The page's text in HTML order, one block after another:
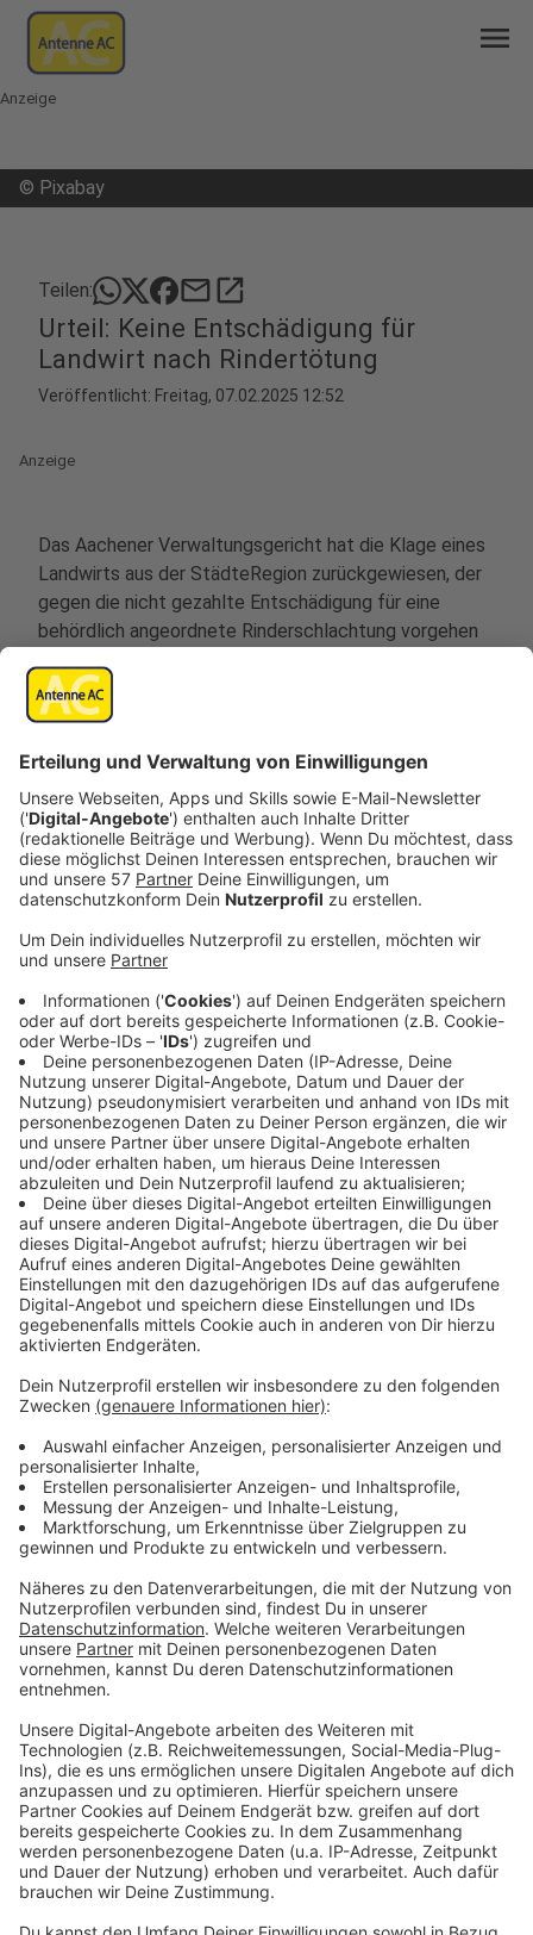
menu
Anzeige
© Pixabay
Teilen: mailopen_in_new
Urteil: Keine Entschädigung für
Landwirt nach Rindertötung
Veröffentlicht: Freitag, 07.02.2025 12:52
Anzeige
Das Aachener Verwaltungsgericht hat die Klage eines
Landwirts aus der StädteRegion zurückgewiesen, der
gegen die nicht gezahlte Entschädigung für eine
behördlich angeordnete Rinderschlachtung vorgehen
2020 hat der Landwirt über 450 Rinder wegen eines
müssen. Dafür wollte er eine Entschädigung von rund
173.000 Euro haben.
Die Entscheidung, dass ihm das Geld nicht zusteht, hat
das Verwaltungsgericht jetzt bestätigt. Und zwar, weil
der Mann unter anderem mehrfach gegen
verstoßen hat.
Anzeige
Weitere Infos des Gerichts zur Begründung:
Anzeige
Grundsätzlich begründe die behördlich angeordnete
Rindertötung zwar einen Entschädigungsanspruch, so
das Gericht. Im Fall des Klägers ist dieser Anspruch
aber entfallen. Denn das Tiergesundheitsgesetz sehe
wegen der Verletzung von tierseuchenrechtlichen
Der Verstoß muss für das Auftreten der Seuche in
dem die Entschädigung auslösenden Fall nicht
ursächlich geworden sein. Es genügt vielmehr, dass die
Pflichtverletzung - bezogen auf den konkreten
Seuchenfall - geeignet war, eine Entstehung oder die
Ausbreitung der Seuche zu fördern.
Dies hat die Landwirtschaftskammer für den
landwirtschaftlichen Betrieb des Klägers im Ergebnis
zu Recht angenommen. Der Kläger hat in mehrfacher
Hinsicht schuldhaft gegen die in der
Tierseuchenverfügung aus dem Jahr 2019 zusätzlich
angeordneten Schutzmaßregeln, die eine Ausbreitung
der Seuche verhindern sollten, sowie gegen ein
ebenfalls verfügtes Belegungsverbot verstoßen.
Insbesondere hat der Kläger neben Verstößen gegen
ein Aufstallgebot und ein Betretungsverbot durch das